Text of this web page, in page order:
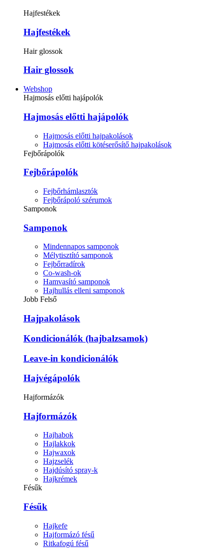
Hajfestékek
Hajfestékek
Hair glossok
Hair glossok
Webshop
Hajmosás előtti hajápolók
Hajmosás előtti hajápolók
Hajmosás előtti hajpakolások
Hajmosás előtti kötéserősítő hajpakolások
Fejbőrápolók
Fejbőrápolók
Fejbőrhámlasztók
Fejbőrápoló szérumok
Samponok
Samponok
Mindennapos samponok
Mélytisztító samponok
Fejbőrradírok
Co-wash-ok
Hamvasító samponok
Hajhullás elleni samponok
Jobb Felső
Hajpakolások
Kondicionálók (hajbalzsamok)
Leave-in kondicionálók
Hajvégápolók
Hajformázók
Hajformázók
Hajhabok
Hajlakkok
Hajwaxok
Hajzselék
Hajdúsító spray-k
Hajkrémek
Fésűk
Fésűk
Hajkefe
Hajformázó fésű
Ritkafogú fésű